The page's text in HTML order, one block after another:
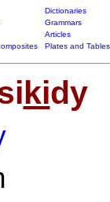
Dictionaries
Grammars
Articles
Plates and Tables
kidy